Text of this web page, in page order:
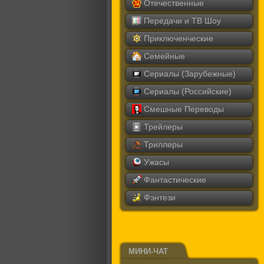
Отечественные
Передачи и ТВ Шоу
Приключенческие
Семейные
Сериалы (Зарубежные)
Сериалы (Российские)
Смешные Переводы
Трейлеры
Триллеры
Ужасы
Фантастические
Фэнтези
МИНИ-ЧАТ